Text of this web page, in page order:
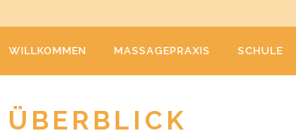
WILLKOMMEN MASSAGEPRAXIS SCHULE
ÜBERBLICK